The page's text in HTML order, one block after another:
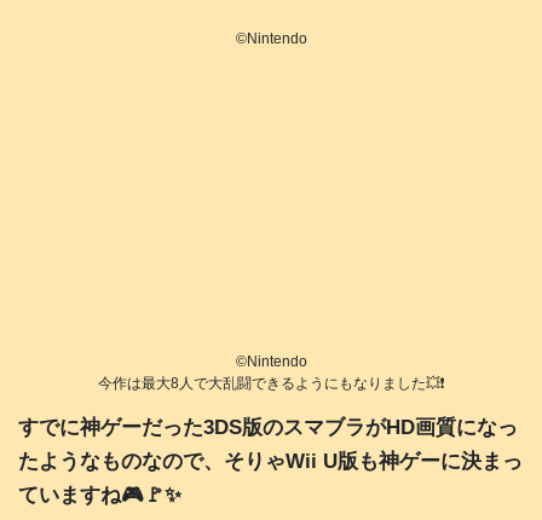
©️Nintendo
©️Nintendo
今作は最大8人で大乱闘できるようにもなりました💥❗️
すでに神ゲーだった3DS版のスマブラがHD画質になっ
たようなものなので、そりゃWii U版も神ゲーに決まっ
ていますね🎮️🚩✨